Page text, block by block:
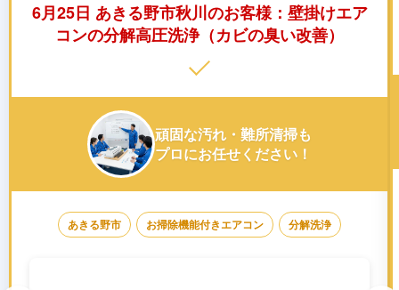
6月25日 あきる野市秋川のお客様：壁掛けエア
コンの分解高圧洗浄（カビの臭い改善）
頑固な汚れ・難所清掃も
プロにお任せください！
あきる野市 お掃除機能付きエアコン 分解洗浄